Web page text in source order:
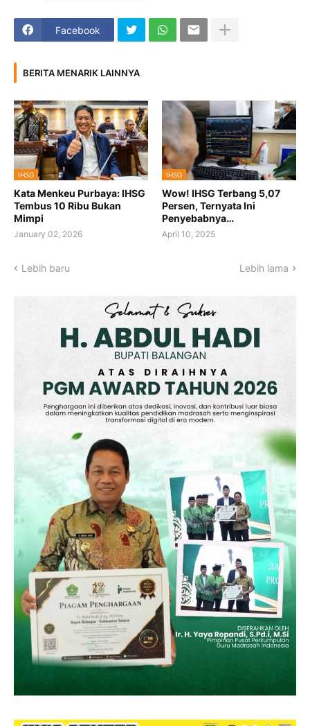
Facebook
BERITA MENARIK LAINNYA
IHSG
Kata Menkeu Purbaya: IHSG
Tembus 10 Ribu Bukan
Mimpi
January 02, 2026
IHSG
Wow! IHSG Terbang 5,07
Persen, Ternyata Ini
Penyebabnya…
April 10, 2025
Lebih baru Lebih lama